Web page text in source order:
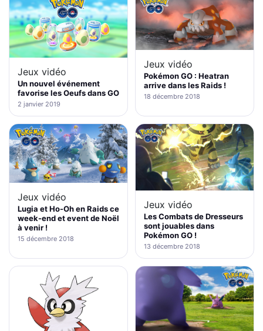
Jeux vidéo
Un nouvel événement
favorise les Oeufs dans GO
2 janvier 2019
Jeux vidéo
Pokémon GO : Heatran
arrive dans les Raids !
18 décembre 2018
Jeux vidéo
Lugia et Ho-Oh en Raids ce
week-end et event de Noël
à venir !
15 décembre 2018
Jeux vidéo
Les Combats de Dresseurs
sont jouables dans
Pokémon GO !
13 décembre 2018